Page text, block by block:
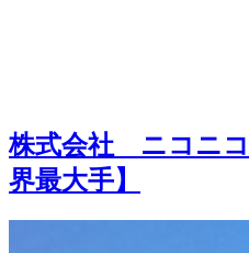
株式会社 ニコニコ
界最大手】